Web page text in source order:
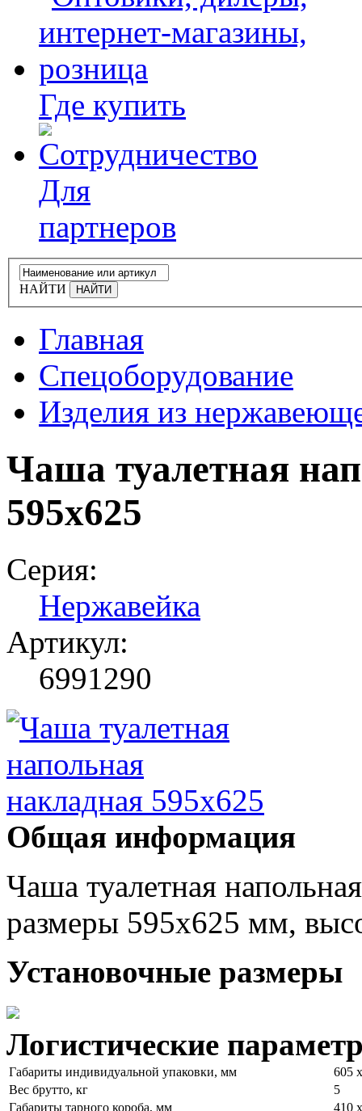
Где купить
Для
партнеров
НАЙТИ
Главная
Спецоборудование
Изделия из
Чаша туалетная
595x625
Серия:
Нержавейка
Артикул:
6991290
Общая информация
Чаша туалетная
размеры 595х625 мм,
Установочные размеры
Логистические
Габариты индивидуальной упаковки, мм
605
Вес брутто, кг
5
Габариты тарного короба, мм
410